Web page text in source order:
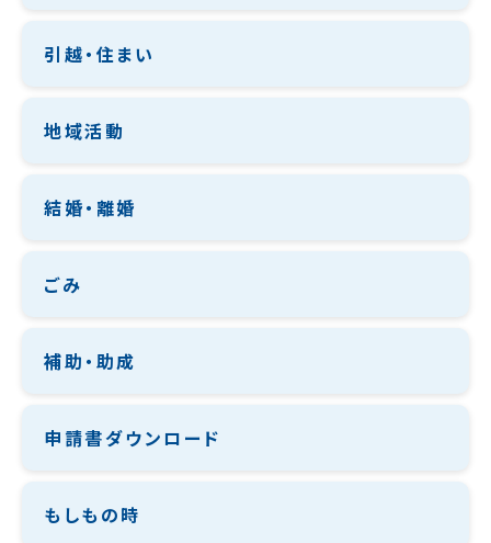
引越・住まい
地域活動
結婚・離婚
ごみ
補助・助成
申請書ダウンロード
もしもの時